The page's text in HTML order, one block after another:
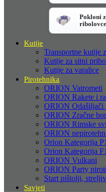
Pokloni
ribolovce
Kutije
Transportne kutije
Kutije za sitni
Kutije za varalice
Pirotehnika
ORION Vatrometi
ORION Rakete i
ORION Odašiljači
ORION Zračne
ORION Rimske
ORION
Orion Kategorija
Orion Kategorija F1
ORION Vulkani
ORION Party
Start pištolji,
Savjeti